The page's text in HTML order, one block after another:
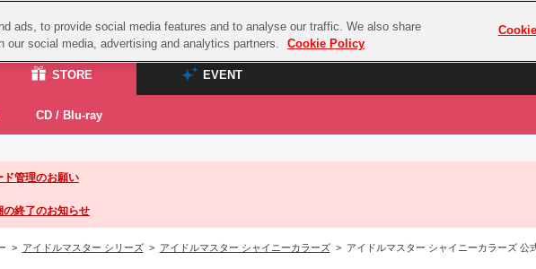
プレミアム会
STORE EVENT
STORE
ASOBI STORE TOP
グッズ
EVENT
ASOBI STAGE
CD / Blu-ray
ールズ
イブ！
ラブライブ！サンシャイン‼
ラブライブ！虹ヶ咲学園スクールアイドル同
ズ
ド管理のお願い
の終了のお知らせ
> アイドルマスター シリーズ> アイドルマスター シャイニーカラーズ> アイドルマスター シャイニーカラーズ 公
ads, to provide social media features and to analyse our traffic. We also share
our social media, advertising and analytics partners.
Cookie Policy